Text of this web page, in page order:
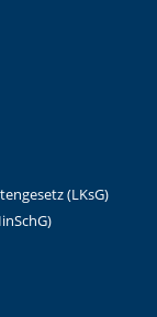
(LKsG)